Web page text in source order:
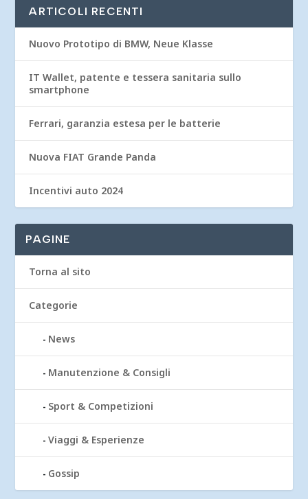
ARTICOLI RECENTI
Nuovo Prototipo di BMW, Neue Klasse
IT Wallet, patente e tessera sanitaria sullo
smartphone
Ferrari, garanzia estesa per le batterie
Nuova FIAT Grande Panda
Incentivi auto 2024
PAGINE
Torna al sito
Categorie
News
Manutenzione & Consigli
Sport & Competizioni
Viaggi & Esperienze
Gossip